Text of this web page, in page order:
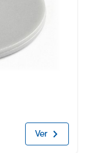
Ver